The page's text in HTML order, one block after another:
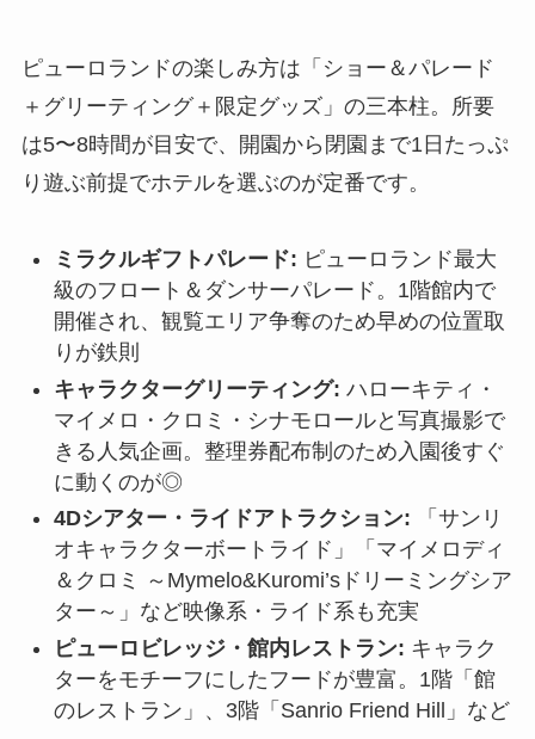
ピューロランドの楽しみ方は「ショー＆パレード
＋グリーティング＋限定グッズ」の三本柱。所要
は5〜8時間が目安で、開園から閉園まで1日たっぷ
り遊ぶ前提でホテルを選ぶのが定番です。
ミラクルギフトパレード: ピューロランド最大
級のフロート＆ダンサーパレード。1階館内で
開催され、観覧エリア争奪のため早めの位置取
りが鉄則
キャラクターグリーティング: ハローキティ・
マイメロ・クロミ・シナモロールと写真撮影で
きる人気企画。整理券配布制のため入園後すぐ
に動くのが◎
4Dシアター・ライドアトラクション: 「サンリ
オキャラクターボートライド」「マイメロディ
＆クロミ ～Mymelo&Kuromi’sドリーミングシア
ター～」など映像系・ライド系も充実
ピューロビレッジ・館内レストラン: キャラク
ターをモチーフにしたフードが豊富。1階「館
のレストラン」、3階「Sanrio Friend Hill」など